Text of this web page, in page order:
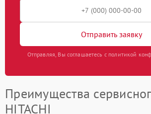
Отправить заявку
Отправляя, Вы соглашаетесь с политикой
Преимущества
HITACHI